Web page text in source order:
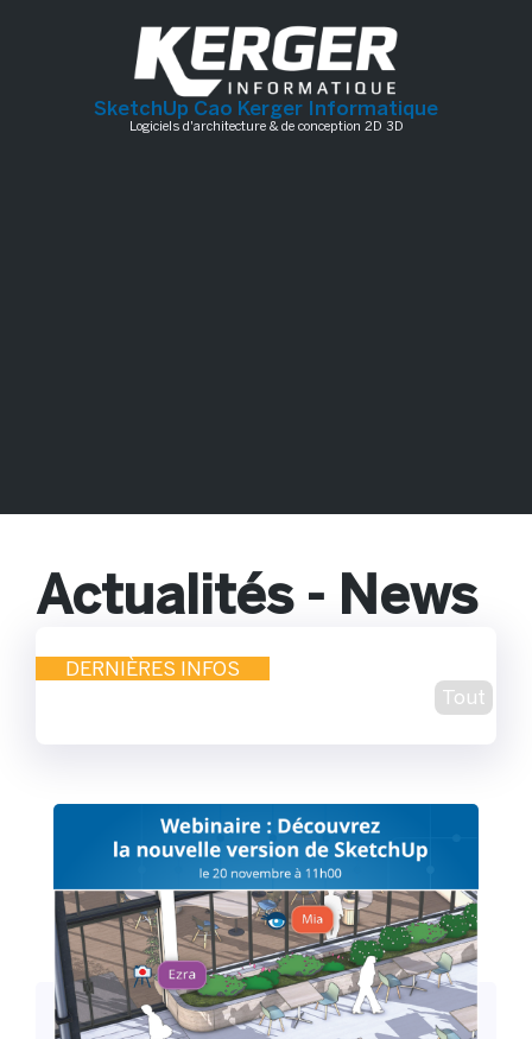
SketchUp Cao Kerger Informatique
Logiciels d'architecture & de conception 2D 3D
Actualités - News
DERNIÈRES INFOS
Tout